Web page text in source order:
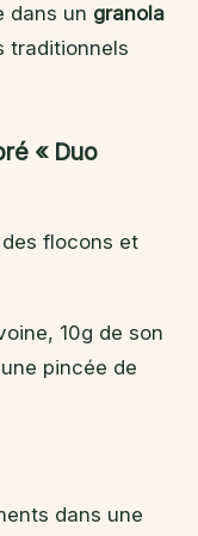
dans un granola
traditionnels
« Duo
flocons et
10g de son
pincée de
dans une